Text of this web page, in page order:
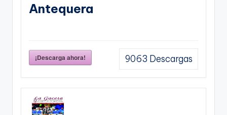
Antequera
¡Descarga ahora! 9063 Descargas